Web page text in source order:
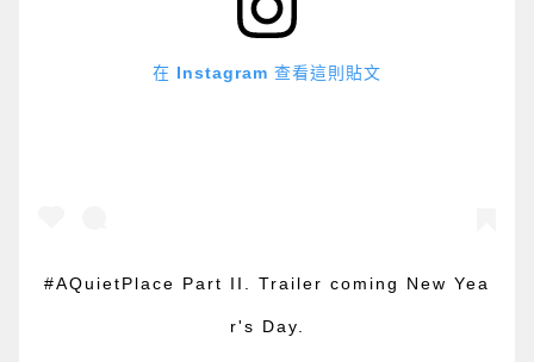
在 Instagram 查看這則貼文
#AQuietPlace Part II. Trailer coming New Yea
r's Day.